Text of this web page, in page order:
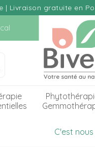
| Livraison gratuite en
C'est nous